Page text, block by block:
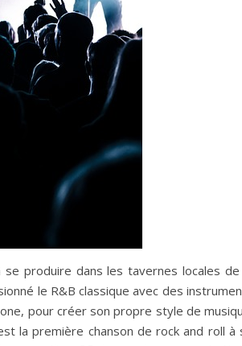
se produire dans les tavernes locales de
le R&B classique avec des
pour créer son propre style de
la première chanson de rock and roll à